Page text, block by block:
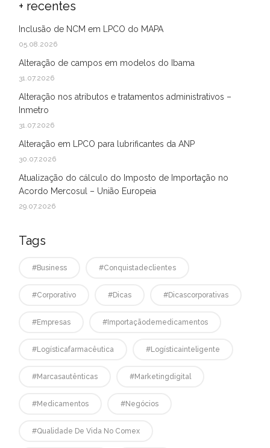
+ recentes
Inclusão de NCM em LPCO do MAPA
05.08.2026
Alteração de campos em modelos do Ibama
31.07.2026
Alteração nos atributos e tratamentos administrativos –
Inmetro
31.07.2026
Alteração em LPCO para lubrificantes da ANP
30.07.2026
Atualização do cálculo do Imposto de Importação no
Acordo Mercosul – União Europeia
29.07.2026
Tags
#business #conquistadeclientes
#corporativo #dicas #dicascorporativas
#empresas #Importaçãodemedicamentos
#logísticafarmacêutica #logísticainteligente
#marcasautênticas #marketingdigital
#medicamentos #negócios
#qualidade De Vida No Comex